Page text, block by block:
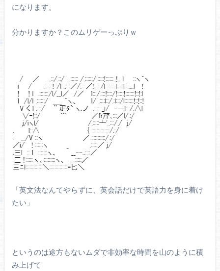
になります。
分かりますか？このムリゲーっぷりｗ
「英文法なんてやらずに、英会話だけで英語力を身に着け
たい」
というのは途方もないムダで非効率な時間を山のように積
み上げて